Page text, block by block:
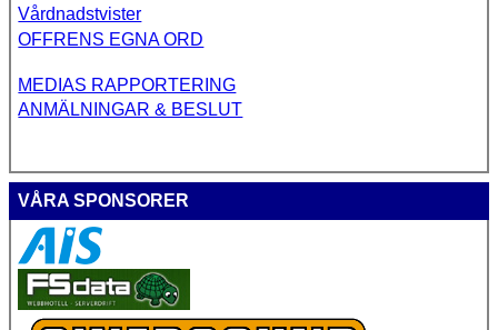
Vårdnadstvister
OFFRENS EGNA ORD
MEDIAS RAPPORTERING
ANMÄLNINGAR & BESLUT
VÅRA SPONSORER